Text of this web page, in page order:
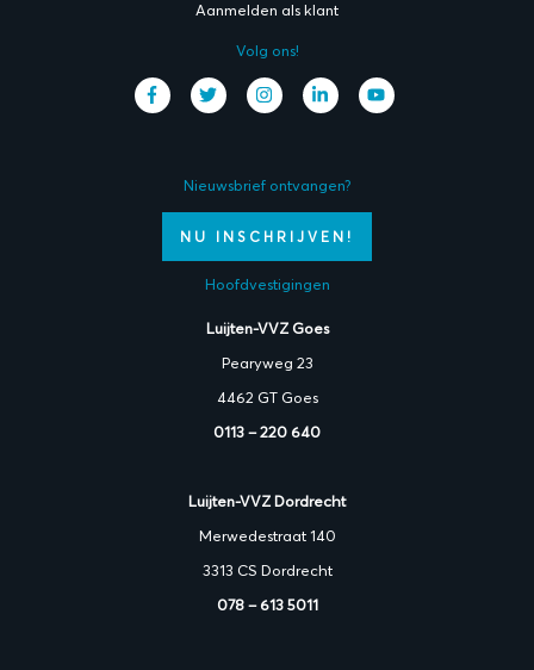
Aanmelden als klant
Volg ons!
Nieuwsbrief ontvangen?
NU INSCHRIJVEN!
Hoofdvestigingen
Luijten-VVZ Goes
Pearyweg 23
4462 GT Goes
0113 – 220 640
Luijten-VVZ Dordrecht
Merwedestraat 140
3313 CS Dordrecht
078 – 613 5011